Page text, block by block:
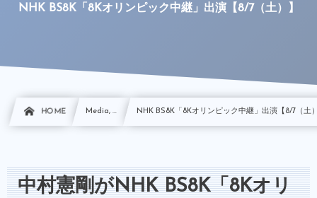
NHK BS8K「8Kオリンピック中継」出演【8/7（土）】
HOME Media, … NHK BS8K「8Kオリンピック中継」出演【8/7（土
中村憲剛がNHK BS8K「8Kオリ